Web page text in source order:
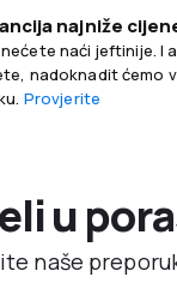
najniže
naći jeftinije. I
nadoknadit ćemo
Provjerite
u
naše